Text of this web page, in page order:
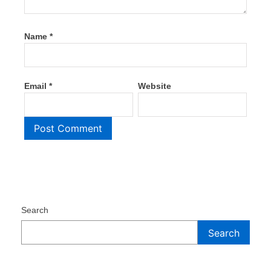
Name *
Email * Website
Search
Search